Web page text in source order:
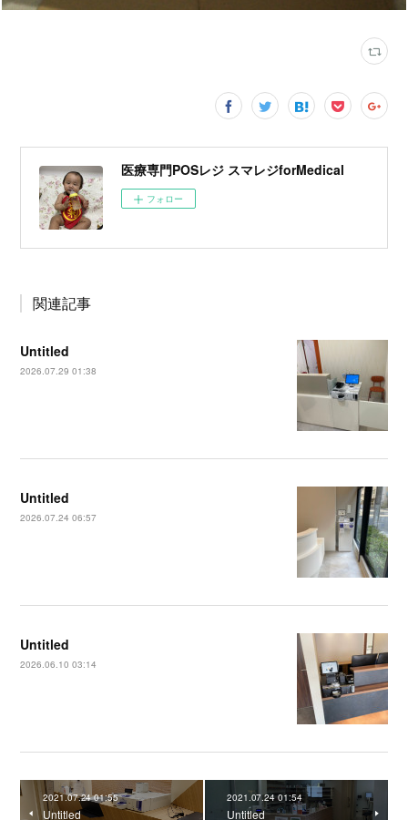
医療専門POSレジ スマレジforMedical
フォロー
関連記事
Untitled
2026.07.29 01:38
Untitled
2026.07.24 06:57
Untitled
2026.06.10 03:14
2021.07.24 01:55
Untitled
2021.07.24 01:54
Untitled